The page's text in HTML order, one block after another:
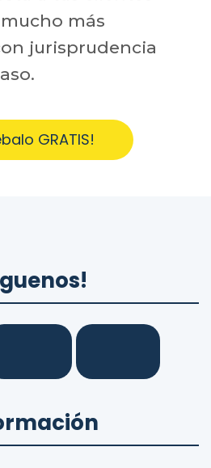
más
jurisprudencia
GRATIS!